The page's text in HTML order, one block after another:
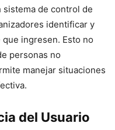
de control de
identificar y
ingresen. Esto no
personas no
manejar situaciones
del Usuario